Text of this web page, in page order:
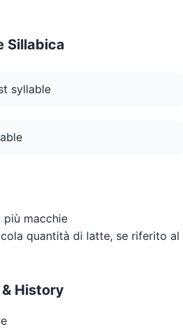
Sillabica
syllable
più macchie
quantità di latte, se riferito al
History